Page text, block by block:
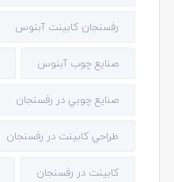
رفسنجان كابينت آبنوس
صنایع چوب آبنوس
صنايع چوبي در رفسنجان
طراحي كابينت در رفسنجان
کابینت در رفسنجان